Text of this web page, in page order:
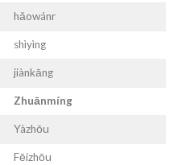
hǎowánr
shìyìng
jiànkāng
Zhuānmíng
Yàzhōu
Fēizhōu